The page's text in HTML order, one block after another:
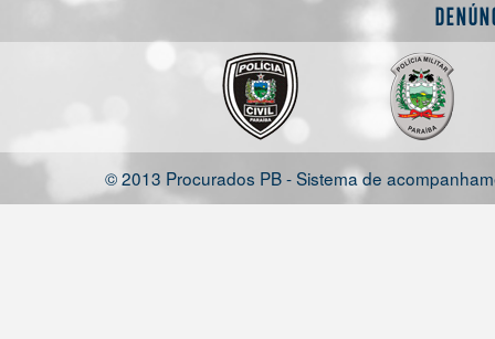
© 2013 Procurados PB - Sistema de